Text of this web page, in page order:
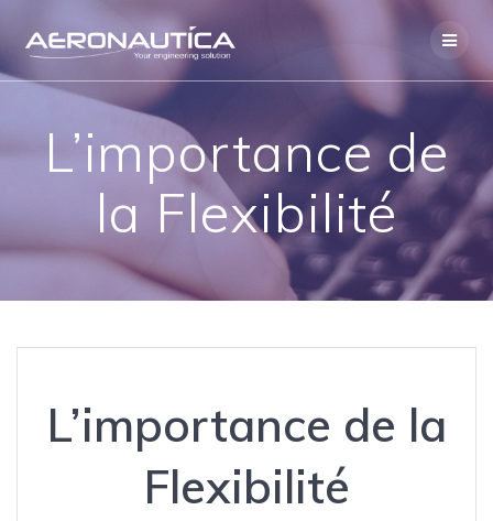
L’importance de
la Flexibilité
L’importance de la
Flexibilité